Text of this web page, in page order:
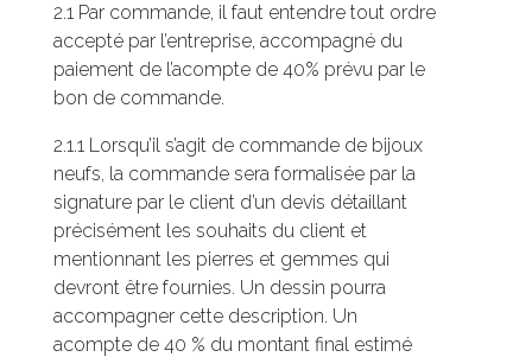
2.1 Par commande, il faut entendre tout ordre
accepté par l’entreprise, accompagné du
paiement de l’acompte de 40% prévu par le
bon de commande.
2.1.1 Lorsqu’il s’agit de commande de bijoux
neufs, la commande sera formalisée par la
signature par le client d’un devis détaillant
précisément les souhaits du client et
mentionnant les pierres et gemmes qui
devront être fournies. Un dessin pourra
accompagner cette description. Un
acompte de 40 % du montant final estimé